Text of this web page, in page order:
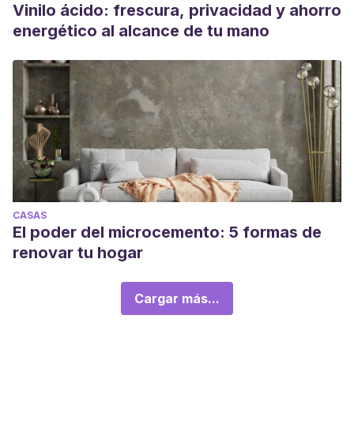
Vinilo ácido: frescura, privacidad y ahorro
energético al alcance de tu mano
CASAS
El poder del microcemento: 5 formas de
renovar tu hogar
Cargar más...